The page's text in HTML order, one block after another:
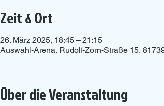
Zeit & Ort
26. März 2025, 18:45 – 21:15
Auswahl-Arena, Rudolf-Zorn-Straße 15,
Über die Veranstaltung